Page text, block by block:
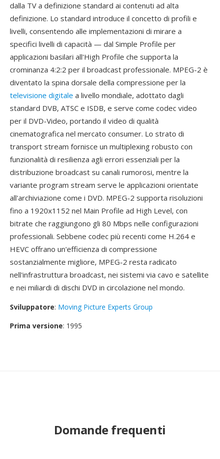
dalla TV a definizione standard ai contenuti ad alta
definizione. Lo standard introduce il concetto di profili e
livelli, consentendo alle implementazioni di mirare a
specifici livelli di capacità — dal Simple Profile per
applicazioni basilari all'High Profile che supporta la
crominanza 4:2:2 per il broadcast professionale. MPEG-2 è
diventato la spina dorsale della compressione per la
televisione digitale a livello mondiale, adottato dagli
standard DVB, ATSC e ISDB, e serve come codec video
per il DVD-Video, portando il video di qualità
cinematografica nel mercato consumer. Lo strato di
transport stream fornisce un multiplexing robusto con
funzionalità di resilienza agli errori essenziali per la
distribuzione broadcast su canali rumorosi, mentre la
variante program stream serve le applicazioni orientate
all'archiviazione come i DVD. MPEG-2 supporta risoluzioni
fino a 1920x1152 nel Main Profile ad High Level, con
bitrate che raggiungono gli 80 Mbps nelle configurazioni
professionali. Sebbene codec più recenti come H.264 e
HEVC offrano un'efficienza di compressione
sostanzialmente migliore, MPEG-2 resta radicato
nell'infrastruttura broadcast, nei sistemi via cavo e satellite
e nei miliardi di dischi DVD in circolazione nel mondo.
Sviluppatore: Moving Picture Experts Group
Prima versione: 1995
Domande frequenti